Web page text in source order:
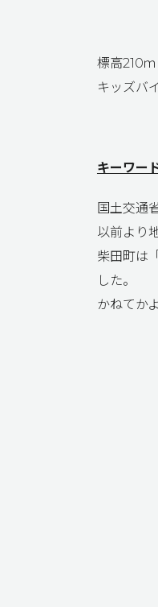
標高210
キッズバ
キーワー
国土交通
以前より
柴田町は
した。
かねてか